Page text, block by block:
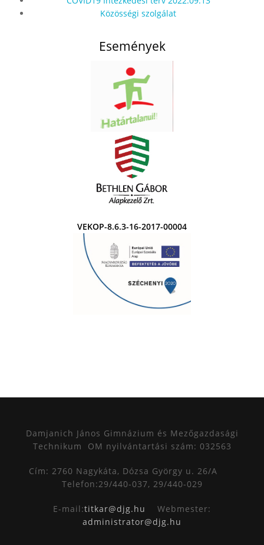
Közösségi szolgálat
Események
VEKOP-8.6.3-16-2017-00004
Damjanich János Gimnázium és Mezőgazdasági
Technikum
OM nyilvántartási szám: 032563
Cím: 2760 Nagykáta, Dózsa György u. 26/A
Telefon:29/440-037, 29/440-029
E-mail:titkar@djg.hu
Webmester:
administrator@djg.hu